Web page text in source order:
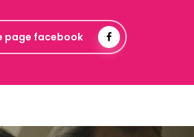
page facebook